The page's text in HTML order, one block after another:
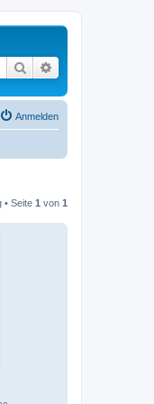
Suche
Anmelden
• Seite 1 von 1